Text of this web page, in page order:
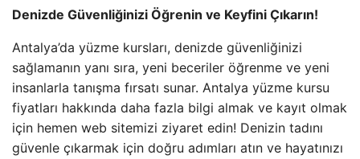
Denizde Güvenliğinizi Öğrenin ve Keyfini Çıkarın!
Antalya’da yüzme kursları, denizde güvenliğinizi
sağlamanın yanı sıra, yeni beceriler öğrenme ve yeni
insanlarla tanışma fırsatı sunar. Antalya yüzme kursu
fiyatları hakkında daha fazla bilgi almak ve kayıt olmak
için hemen web sitemizi ziyaret edin! Denizin tadını
güvenle çıkarmak için doğru adımları atın ve hayatınızı